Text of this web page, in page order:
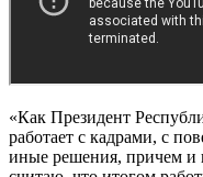
«Как Президент
работает с кадрами, с
иные решения, причем и